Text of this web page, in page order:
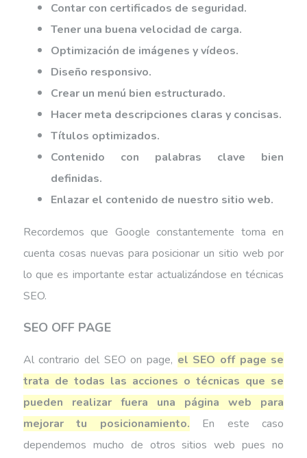
Contar con certificados de seguridad.
Tener una buena velocidad de carga.
Optimización de imágenes y vídeos.
Diseño responsivo.
Crear un menú bien estructurado.
Hacer meta descripciones claras y concisas.
Títulos optimizados.
Contenido con palabras clave bien
definidas.
Enlazar el contenido de nuestro sitio web.
Recordemos que Google constantemente toma en
cuenta cosas nuevas para posicionar un sitio web por
lo que es importante estar actualizándose en técnicas
SEO.
SEO OFF PAGE
Al contrario del SEO on page, el SEO off page se
trata de todas las acciones o técnicas que se
pueden realizar fuera una página web para
mejorar tu posicionamiento. En este caso
dependemos mucho de otros sitios web pues no